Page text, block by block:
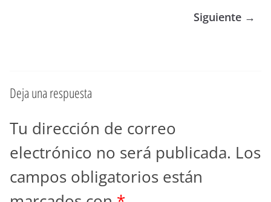
Siguiente →
Deja una respuesta
Tu dirección de correo
electrónico no será publicada. Los
campos obligatorios están